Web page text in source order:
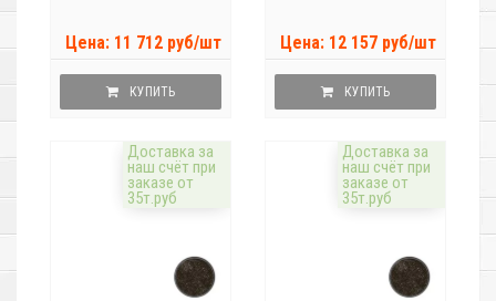
Цена: 11 712 руб/шт
КУПИТЬ
Цена: 12 157 руб/шт
КУПИТЬ
Доставка за
наш счёт при
заказе от
35т.руб
Доставка за
наш счёт при
заказе от
35т.руб